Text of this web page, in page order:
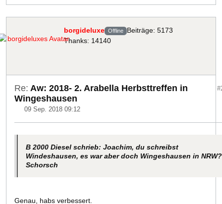
borgideluxe Offline Beiträge: 5173
Thanks: 14140
Re: Aw: 2018- 2. Arabella Herbsttreffen in
Wingeshausen
09 Sep. 2018 09:12
B 2000 Diesel schrieb: Joachim, du schreibst
Windeshausen, es war aber doch Wingeshausen in NRW?
Schorsch
Genau, habs verbessert.